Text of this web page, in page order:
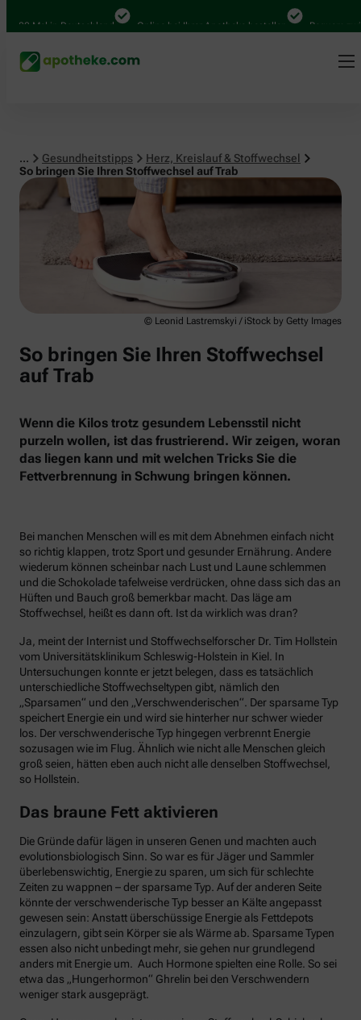
Mal in Deutschland Online bei Ihrer Apotheke bestellen Bequem
... Gesundheitstipps
Herz, Kreislauf & Stoffwechsel
So bringen Sie Ihren Stoffwechsel auf Trab
Herz, Kreislauf & Stoffwechsel
© Leonid Lastremskyi / iStock by Getty Images
So bringen Sie Ihren Stoffwechsel
auf Trab
Wenn die Kilos trotz gesundem Lebensstil nicht
purzeln wollen, ist das frustrierend. Wir zeigen, woran
das liegen kann und mit welchen Tricks Sie die
Fettverbrennung in Schwung bringen können.
Bei manchen Menschen will es mit dem Abnehmen einfach nicht
so richtig klappen, trotz Sport und gesunder Ernährung. Andere
wiederum können scheinbar nach Lust und Laune schlemmen
und die Schokolade tafelweise verdrücken, ohne dass sich das an
Hüften und Bauch groß bemerkbar macht. Das läge am
Stoffwechsel, heißt es dann oft. Ist da wirklich was dran?
Ja, meint der Internist und Stoffwechselforscher Dr. Tim Hollstein
vom Universitätsklinikum Schleswig-Holstein in Kiel. In
Untersuchungen konnte er jetzt belegen, dass es tatsächlich
unterschiedliche Stoffwechseltypen gibt, nämlich den
„Sparsamen“ und den „Verschwenderischen“. Der sparsame Typ
speichert Energie ein und wird sie hinterher nur schwer wieder
los. Der verschwenderische Typ hingegen verbrennt Energie
sozusagen wie im Flug. Ähnlich wie nicht alle Menschen gleich
groß seien, hätten eben auch nicht alle denselben Stoffwechsel,
so Hollstein.
Das braune Fett aktivieren
Die Gründe dafür lägen in unseren Genen und machten auch
evolutionsbiologisch Sinn. So war es für Jäger und Sammler
überlebenswichtig, Energie zu sparen, um sich für schlechte
Zeiten zu wappnen – der sparsame Typ. Auf der anderen Seite
könnte der verschwenderische Typ besser an Kälte angepasst
gewesen sein: Anstatt überschüssige Energie als Fettdepots
einzulagern, gibt sein Körper sie als Wärme ab. Sparsame Typen
essen also nicht unbedingt mehr, sie gehen nur grundlegend
anders mit Energie um. Auch Hormone spielten eine Rolle. So sei
etwa das „Hungerhormon“ Ghrelin bei den Verschwendern
weniger stark ausgeprägt.